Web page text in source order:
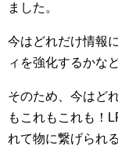
ました。
今はどれだけ情報
ィを強化するかな
そのため、今はど
もこれもこれも！
れて物に繋げられ